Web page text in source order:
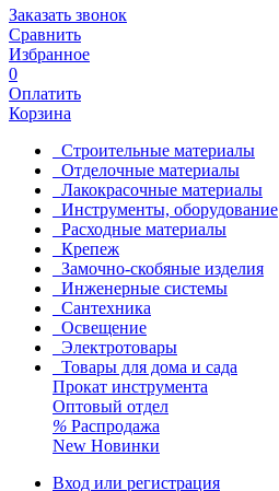
Заказать звонок
Сравнить
Избранное
0
Оплатить
Корзина
Строительные материалы
Отделочные материалы
Лакокрасочные материалы
Инструменты, оборудование
Расходные материалы
Крепеж
Замочно-скобяные изделия
Инженерные системы
Сантехника
Освещение
Электротовары
Товары для дома и сада
Прокат инструмента
Оптовый отдел
% Распродажа
New Новинки
Вход или регистрация